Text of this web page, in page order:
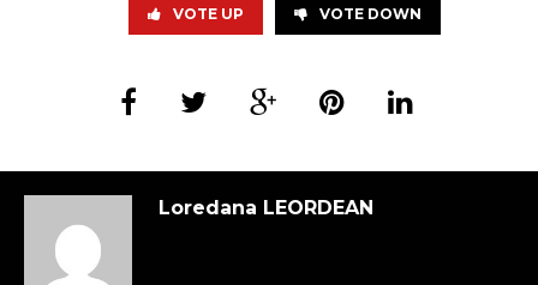
VOTE UP VOTE DOWN
Loredana LEORDEAN